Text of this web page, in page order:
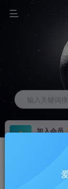
输入关键词
加入会员
推广返佣